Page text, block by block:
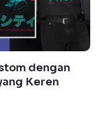
dengan
Keren